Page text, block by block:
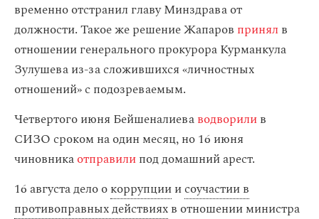
временно отстранил главу Минздрава от
должности. Такое же решение Жапаров принял в
отношении генерального прокурора Курманкула
Зулушева из-за сложившихся «личностных
отношений» с подозреваемым.
Четвертого июня Бейшеналиеваводворилив
СИЗО сроком на один месяц, но 16 июня
чиновникаотправилипод домашний арест.
16 августа дело окоррупцииисоучастии в
противоправных действияхв отношении министра